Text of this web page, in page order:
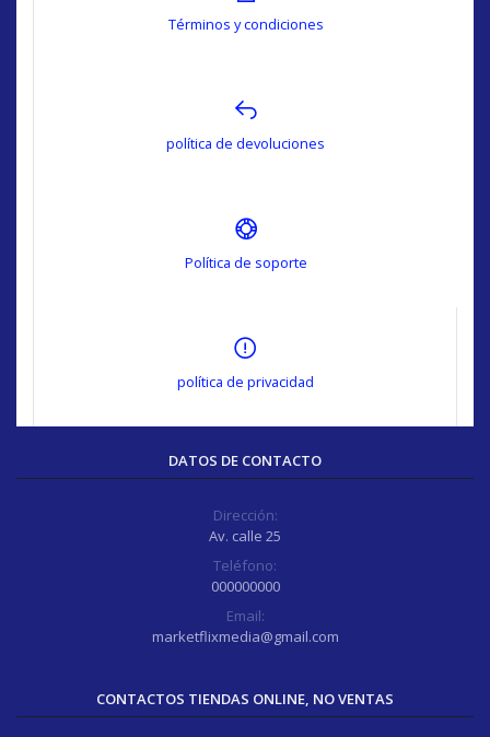
Términos y condiciones
política de devoluciones
Política de soporte
política de privacidad
DATOS DE CONTACTO
Dirección:
Av. calle 25
Teléfono:
000000000
Email:
marketflixmedia@gmail.com
CONTACTOS TIENDAS ONLINE, NO VENTAS